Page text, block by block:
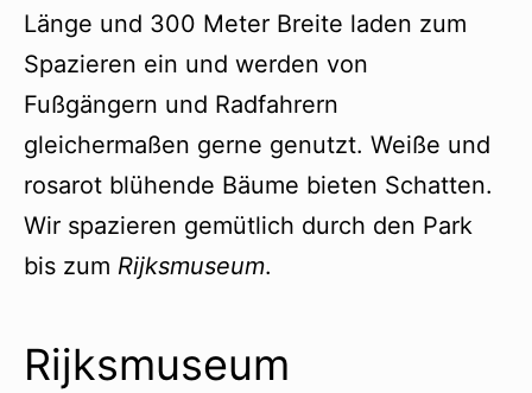
Länge und 300 Meter Breite laden zum
Spazieren ein und werden von
Fußgängern und Radfahrern
gleichermaßen gerne genutzt. Weiße und
rosarot blühende Bäume bieten Schatten.
Wir spazieren gemütlich durch den Park
bis zum Rijksmuseum.
Rijksmuseum